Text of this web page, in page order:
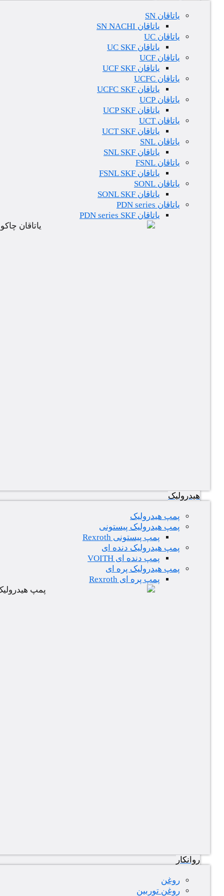
یاتاقان SN
یاتاقان SN NACHI
یاتاقان UC
یاتاقان UC SKF
یاتاقان UCF
یاتاقان UCF SKF
یاتاقان UCFC
یاتاقان UCFC SKF
یاتاقان UCP
یاتاقان UCP SKF
یاتاقان UCT
یاتاقان UCT SKF
یاتاقان SNL
یاتاقان SNL SKF
یاتاقان FSNL
یاتاقان FSNL SKF
یاتاقان SONL
یاتاقان SONL SKF
یاتاقان PDN series
یاتاقان PDN series SKF
هیدرولیک
پمپ هیدرولیک
پمپ هیدرولیک پیستونی
پمپ پیستونی Rexroth
پمپ هیدرولیک دنده ای
پمپ دنده ای VOITH
پمپ هیدرولیک پره ای
پمپ پره ای Rexroth
روانکار
روغن
روغن توربین